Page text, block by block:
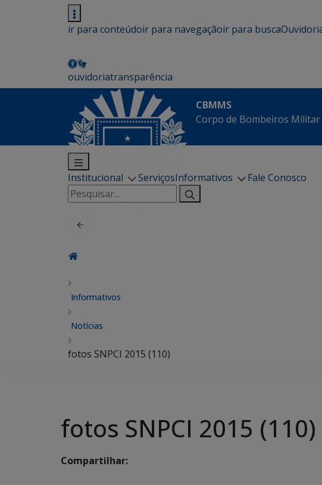
ir para conteúdoir para navegaçãoir para busca
ouvidoriatransparência
CBMMS
Corpo de Bombeiros
Institucional ServiçosInformativos
Fale Conosco
Pesquisar
por:
Informativos
Notícias
fotos SNPCI 2015 (110)
fotos SNPCI 2015 (110)
Compartilhar: